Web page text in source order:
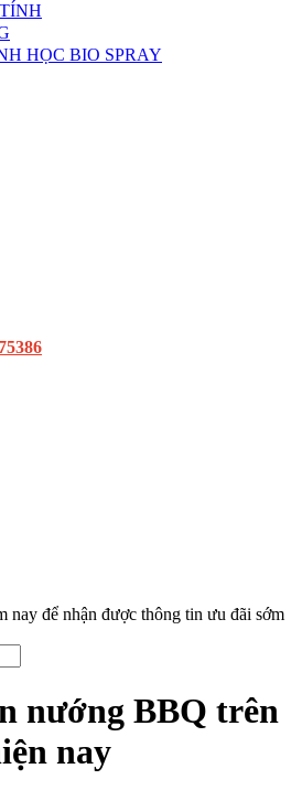
HỌC BIO SPRAY
nay để nhận được thông tin ưu đãi sớm
nướng BBQ trên
nay